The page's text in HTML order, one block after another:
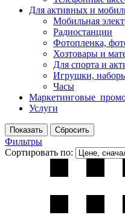
Для активных и
Мобильная
Радиостанции
Фотопленка,
Хозтовары и
Для спорта и
Игрушки,
Часы
Услуги
Фильтры
Сортировать по: